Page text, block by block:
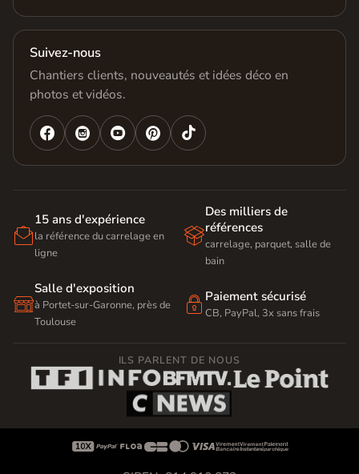
Suivez-nous
Chantiers clients, nouveautés et idées déco en
photos et vidéos.
   

15 ans d'expérience
la référence du carrelage en
ligne

Des milliers de
références
carrelage, parquet, salle de
bain

Salle d'exposition
à Portet-sur-Garonne, près de
Toulouse
 Paiement sécurisé
CB, PayPal, 3x sans frais
ILS PARLENT DE NOUS
